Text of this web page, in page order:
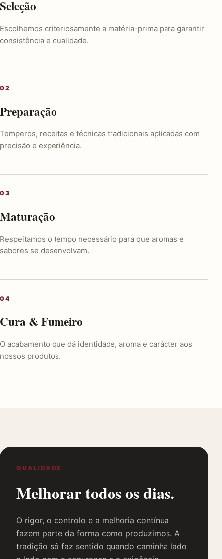
Seleção
Escolhemos criteriosamente a matéria-prima para garantir
consistência e qualidade.
Preparação
Temperos, receitas e técnicas tradicionais aplicadas com
precisão e experiência.
Maturação
Respeitamos o tempo necessário para que aromas e
sabores se desenvolvam.
Cura & Fumeiro
O acabamento que dá identidade, aroma e carácter aos
nossos produtos.
QUALIDADE
Melhorar todos os dias.
O rigor, o controlo e a melhoria contínua
fazem parte da forma como produzimos. A
tradição só faz sentido quando caminha lado